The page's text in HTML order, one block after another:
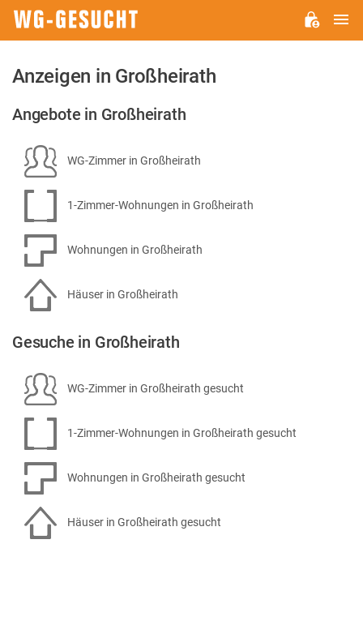
Anzeigen in Großheirath
Angebote in Großheirath
WG-Zimmer in Großheirath
1-Zimmer-Wohnungen in Großheirath
Wohnungen in Großheirath
Häuser in Großheirath
Gesuche in Großheirath
WG-Zimmer in Großheirath gesucht
1-Zimmer-Wohnungen in Großheirath gesucht
Wohnungen in Großheirath gesucht
Häuser in Großheirath gesucht